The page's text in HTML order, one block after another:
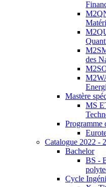
des
Mastère
MS
Programme
Catalogue 2022 -
Bachelor
BS -
Cycle